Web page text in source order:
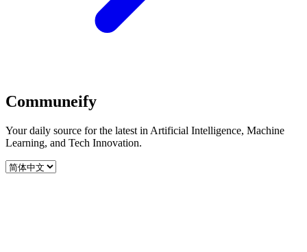
Communeify
Your daily source for the latest in Artificial Intelligence, Machine
Learning, and Tech Innovation.